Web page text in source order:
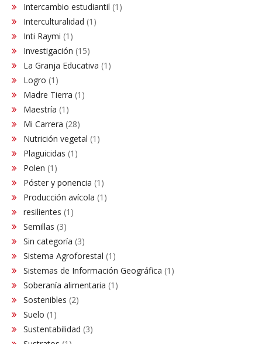
Intercambio estudiantil (1)
Interculturalidad (1)
Inti Raymi (1)
Investigación (15)
La Granja Educativa (1)
Logro (1)
Madre Tierra (1)
Maestría (1)
Mi Carrera (28)
Nutrición vegetal (1)
Plaguicidas (1)
Polen (1)
Póster y ponencia (1)
Producción avícola (1)
resilientes (1)
Semillas (3)
Sin categoría (3)
Sistema Agroforestal (1)
Sistemas de Información Geográfica (1)
Soberanía alimentaria (1)
Sostenibles (2)
Suelo (1)
Sustentabilidad (3)